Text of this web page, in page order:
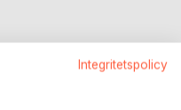
Integritetspolicy